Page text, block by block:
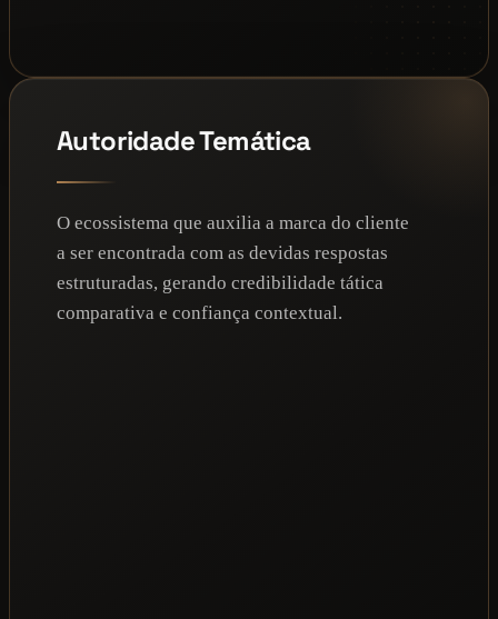
Autoridade Temática
O ecossistema que auxilia a marca do cliente
a ser encontrada com as devidas respostas
estruturadas, gerando credibilidade tática
comparativa e confiança contextual.